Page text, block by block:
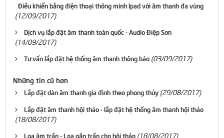
Điều khiển bằng điện thoại thông minh Ipad với âm thanh đa vùng
(12/09/2017)
Dịch vụ lắp đặt âm thanh toàn quốc - Audio Điệp Sơn
(14/09/2017)
Tư vấn lắp đặt hệ thống âm thanh thông báo (03/09/2017)
Những tin cũ hơn
Lắp đặt dàn âm thanh gia đình theo phong thủy (29/08/2017)
Lắp đặt âm thanh hội thảo - lắp đặt hệ thống âm thanh hội thảo
(18/08/2017)
Loa âm trần - Loa gắn trần cho hội thảo (18/08/2017)